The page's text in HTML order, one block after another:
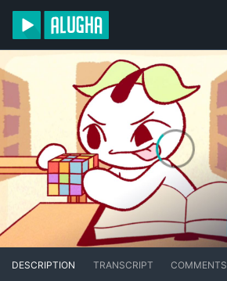
DESCRIPTION TRANSCRIPT COMMENTS